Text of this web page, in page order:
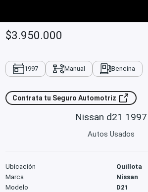
$3.950.000
1997 Manual Bencina
Contrata tu Seguro Automotriz
Nissan d21 1997
Autos Usados
Ubicación
Quillota
Marca
Nissan
Modelo
D21